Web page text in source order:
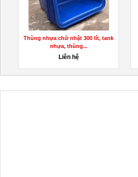
Bán thùng rác 120L nhựa hdpe rẻ
quận 12 - lh...
250,000đ